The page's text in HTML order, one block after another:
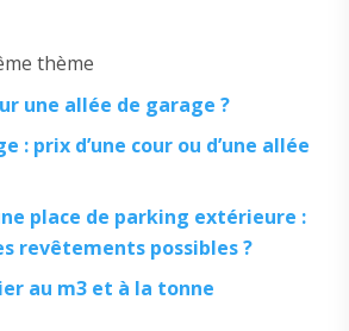
thème
une allée de garage ?
: prix d’une cour ou d’une allée
place de parking extérieure :
revêtements possibles ?
au m3 et à la tonne